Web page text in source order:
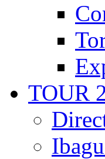
TOUR